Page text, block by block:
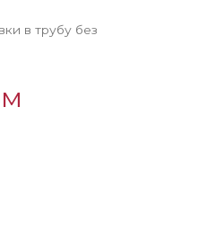
в трубу без